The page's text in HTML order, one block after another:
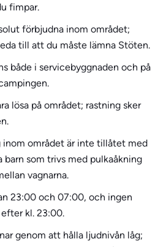
fimpar.
förbjudna inom området;
till att du måste lämna Stöten.
både i servicebyggnaden och på
lösa på området; rastning sker
inom området är inte tillåtet med
barn som trivs med pulkaåkning
vagnarna.
23:00 och 07:00, och ingen
kl. 23:00.
genom att hålla ljudnivån låg;